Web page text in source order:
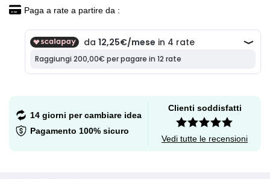
Paga a rate a partire da :
14 giorni per cambiare idea
Pagamento 100% sicuro
Clienti soddisfatti
Vedi tutte le recensioni